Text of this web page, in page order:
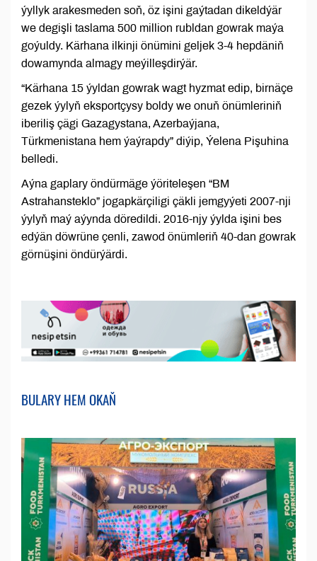
ýyllyk arakesmeden soň, öz işini gaýtadan dikeldýär
we degişli taslama 500 million rubldan gowrak maýa
goýuldy. Kärhana ilkinji önümini geljek 3-4 hepdäniň
dowamynda almagy meýilleşdirýär.
“Kärhana 15 ýyldan gowrak wagt hyzmat edip, birnäçe
gezek ýylyň eksportçysy boldy we onuň önümleriniň
iberiliş çägi Gazagystana, Azerbaýjana,
Türkmenistana hem ýaýrapdy” diýip, Ýelena Pişuhina
belledi.
Aýna gaplary öndürmäge ýöriteleşen “BM
Astrahansteklo” jogapkärçiligi çäkli jemgyýeti 2007-nji
ýylyň maý aýynda döredildi. 2016-njy ýylda işini bes
edýän döwrüne çenli, zawod önümleriň 40-dan gowrak
görnüşini öndürýärdi.
BULARY HEM OKAŇ